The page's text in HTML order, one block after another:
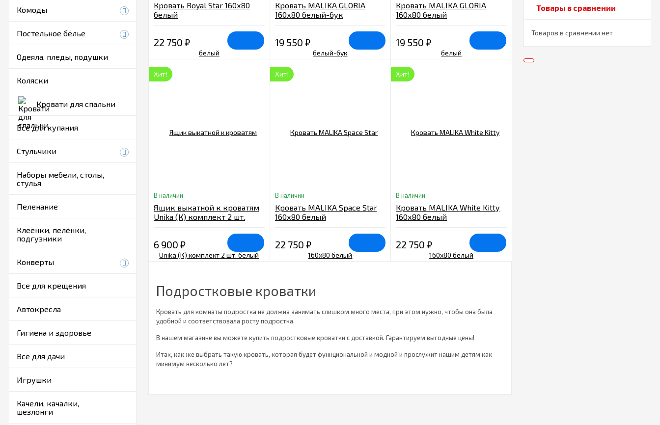
Товары в сравнении
Товаров в сравнении нет
Комоды
Постельное белье
Одеяла, пледы, подушки
Коляски
Кровати для спальни
Все для купания
Стульчики
Наборы мебели, столы,
стулья
Пеленание
Клеёнки, пелёнки,
подгузники
Конверты
Все для крещения
Автокресла
Гигиена и здоровье
Все для дачи
Игрушки
Качели, качалки,
шезлонги
Кровать Royal Star 160х80
белый
22 750 ₽
Кровать MALIKA GLORIA
160х80 белый-бук
19 550 ₽
Кровать MALIKA GLORIA
160х80 белый
19 550₽
Хит!
В наличии
Ящик выкатной к кроватям
Unika (К) комплект 2 шт.
6 900 ₽
Хит!
В наличии
Кровать MALIKA Space Star
160х80 белый
22 750 ₽
Хит!
В наличии
Кровать MALIKA White Kitty
160х80 белый
22 750₽
Подростковые кроватки
Кровать для комнаты подростка не должна занимать слишком много места, при этом нужно, чтобы она была
удобной и соответствовала росту подростка.
В нашем магазине вы можете купить подростковые кроватки с доставкой. Гарантируем выгодные цены!
Итак, как же выбрать такую кровать, которая будет функциональной и модной и прослужит нашим детям как
минимум несколько лет?